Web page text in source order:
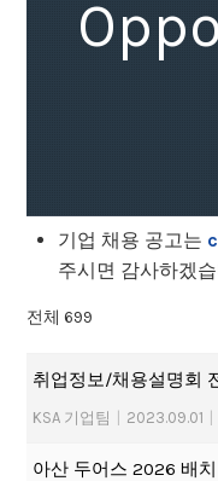
기업 채용 공고는
주시면 감사하겠
전체 699
취업정보/채용설명회
KSA 기업팀 | 2023.09.01 |
아산 두어스 2026 배